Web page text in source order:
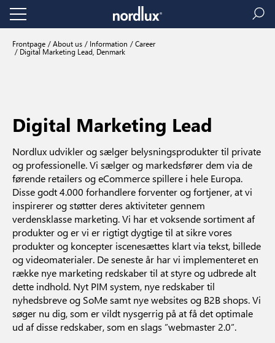
Frontpage About us Information
Career
Digital Marketing Lead, Denmark
Digital Marketing Lead
Nordlux udvikler og sælger belysningsprodukter til private
og professionelle. Vi sælger og markedsfører dem via de
førende retailers og eCommerce spillere i hele Europa.
Disse godt 4.000 forhandlere forventer og fortjener, at vi
inspirerer og støtter deres aktiviteter gennem
verdensklasse marketing. Vi har et voksende sortiment af
produkter og er vi er rigtigt dygtige til at sikre vores
produkter og koncepter iscenesættes klart via tekst, billede
og videomaterialer. De seneste år har vi implementeret en
række nye marketing redskaber til at styre og udbrede alt
dette indhold. Nyt PIM system, nye redskaber til
nyhedsbreve og SoMe samt nye websites og B2B shops. Vi
søger nu dig, som er vildt nysgerrig på at få det optimale
ud af disse redskaber, som en slags ”webmaster 2.0”.